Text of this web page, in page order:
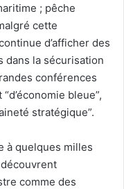
; pêche
cette
d’afficher des
la sécurisation
conférences
bleue”,
stratégique”.
à quelques milles
comme des